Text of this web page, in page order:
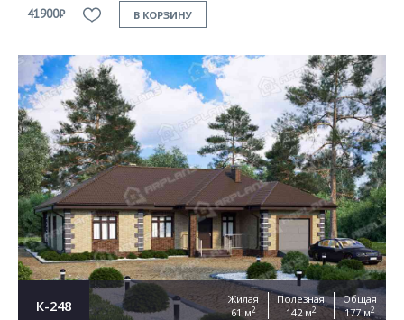
41900₽ В КОРЗИНУ
К-248
Жилая
61 м2
Полезная
142 м2
Общая
177 м2